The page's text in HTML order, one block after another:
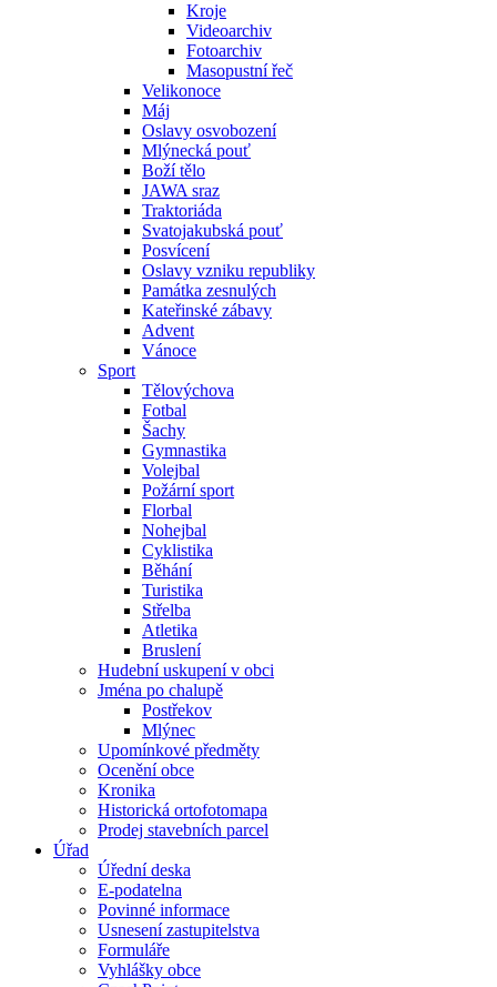
Kroje
Videoarchiv
Fotoarchiv
Masopustní řeč
Velikonoce
Máj
Oslavy osvobození
Mlýnecká pouť
Boží tělo
JAWA sraz
Traktoriáda
Svatojakubská pouť
Posvícení
Oslavy vzniku republiky
Památka zesnulých
Kateřinské zábavy
Advent
Vánoce
Sport
Tělovýchova
Fotbal
Šachy
Gymnastika
Volejbal
Požární sport
Florbal
Nohejbal
Cyklistika
Běhání
Turistika
Střelba
Atletika
Bruslení
Hudební uskupení v obci
Jména po chalupě
Postřekov
Mlýnec
Upomínkové předměty
Ocenění obce
Kronika
Historická ortofotomapa
Prodej stavebních parcel
Úřad
Úřední deska
E-podatelna
Povinné informace
Usnesení zastupitelstva
Formuláře
Vyhlášky obce